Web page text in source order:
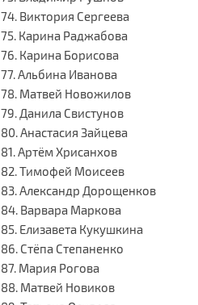
74. Виктория Сергеева
75. Карина Раджабова
76. Карина Борисова
77. Альбина Иванова
78. Матвей Новожилов
79. Данила Свистунов
80. Анастасия Зайцева
81. Артём Хрисанхов
82. Тимофей Моисеев
83. Александр Дорощенков
84. Варвара Маркова
85. Елизавета Кукушкина
86. Стёпа Степаненко
87. Мария Рогова
88. Матвей Новиков